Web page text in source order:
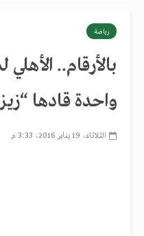
رياضة
بالأرقام..
واحدة قادها
الثلاثاء، 19 يناير 2016، 3:33 م